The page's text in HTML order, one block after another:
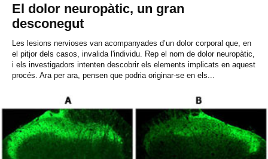
El dolor neuropàtic, un gran
desconegut
Les lesions nervioses van acompanyades d’un dolor corporal que, en
el pitjor dels casos, invalida l'individu. Rep el nom de dolor neuropàtic,
i els investigadors intenten descobrir els elements implicats en aquest
procés. Ara per ara, pensen que podria originar-se en els...